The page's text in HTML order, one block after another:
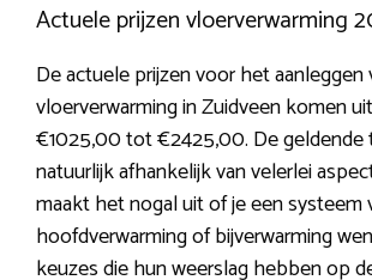
Actuele prijzen vloerverwarming
De actuele prijzen voor het aanleggen
vloerverwarming in Zuidveen komen
€1025,00 tot €2425,00. De geldende
natuurlijk afhankelijk van velerlei
maakt het nogal uit of je een systeem
hoofdverwarming of bijverwarming
keuzes die hun weerslag hebben op